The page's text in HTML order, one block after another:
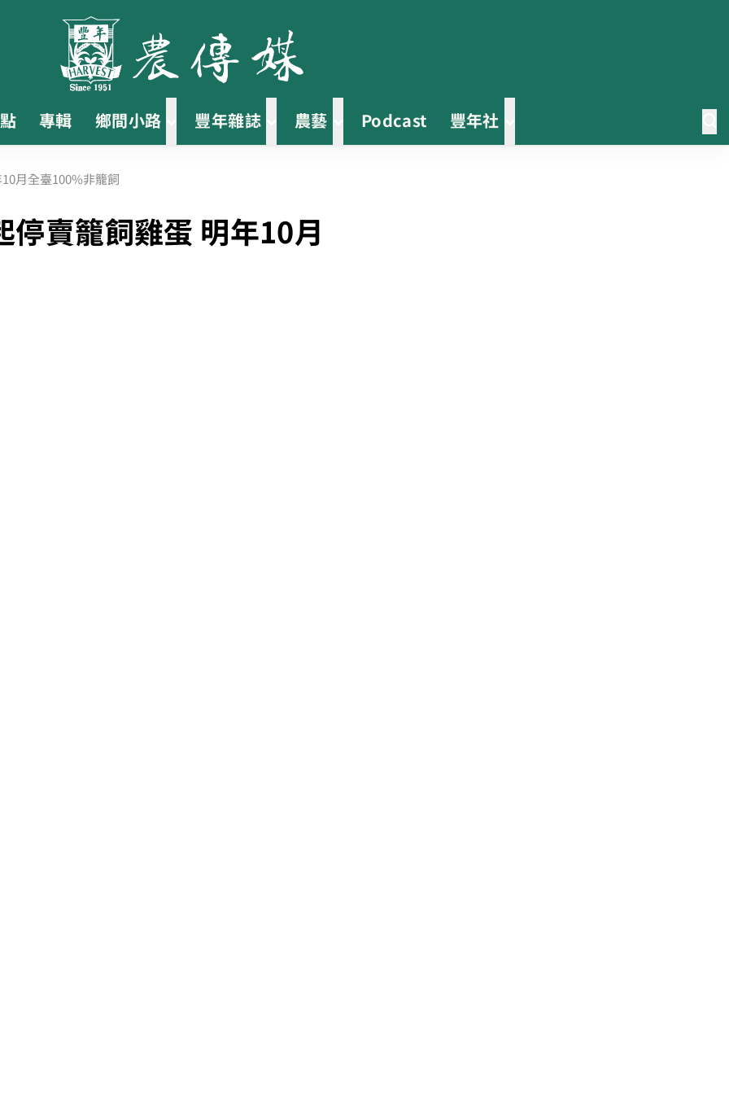
專輯 鄉間小路 豐年雜誌 農藝 Podcast 豐年社
月全臺100%非籠飼
賣籠飼雞蛋 明年10月